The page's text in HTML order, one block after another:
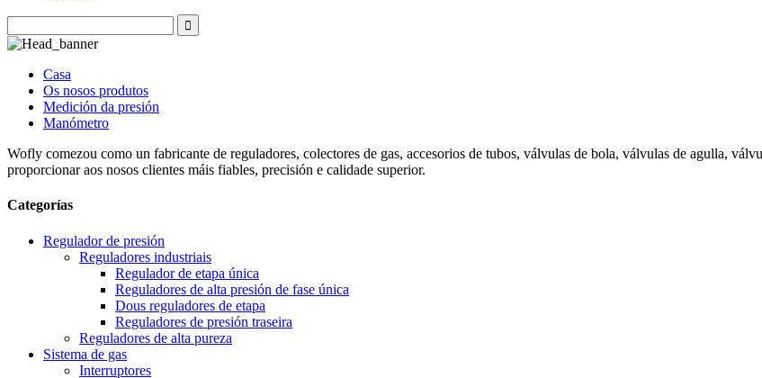
Casa
Os nosos produtos
Medición da presión
Manómetro
Wofly comezou como un fabricante de reguladores, colectores de gas, accesorios de tubos, válvulas de bola, válvulas de agulla,
proporcionar aos nosos clientes máis fiables, precisión e calidade superior.
Categorías
Regulador de presión
Reguladores industriais
Regulador de etapa única
Reguladores de alta presión de fase única
Dous reguladores de etapa
Reguladores de presión traseira
Reguladores de alta pureza
Sistema de gas
Interruptores